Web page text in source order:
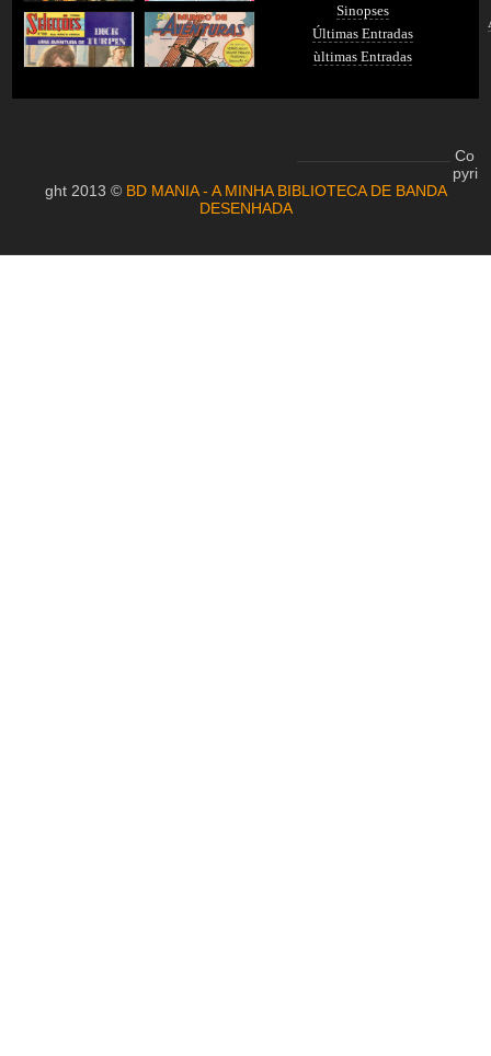
Sinopses
Últimas Entradas
ùltimas Entradas
Co
pyri
ght 2013 © BD MANIA - A MINHA BIBLIOTECA DE BANDA
DESENHADA